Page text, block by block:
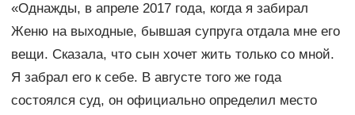
«Однажды, в апреле 2017 года, когда я забирал
Женю на выходные, бывшая супруга отдала мне его
вещи. Сказала, что сын хочет жить только со мной.
Я забрал его к себе. В августе того же года
состоялся суд, он официально определил место